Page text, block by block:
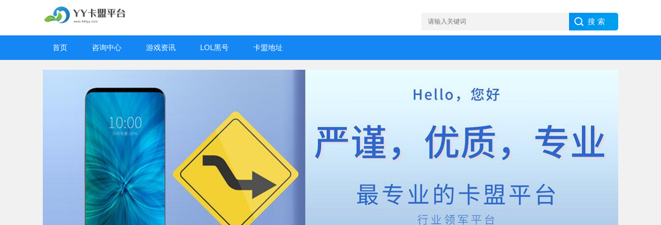
首页 咨询中心 游戏资讯 LOL黑号 卡盟地址